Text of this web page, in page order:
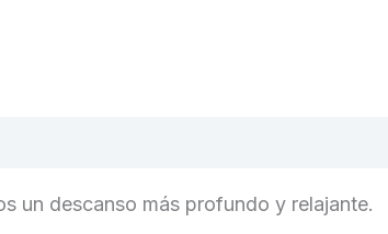
un descanso más profundo y relajante.